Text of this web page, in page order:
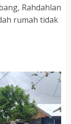
Rahdahlan
rumah tidak